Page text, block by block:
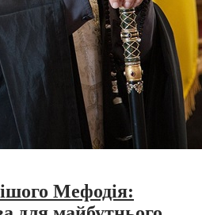
Мефодія: